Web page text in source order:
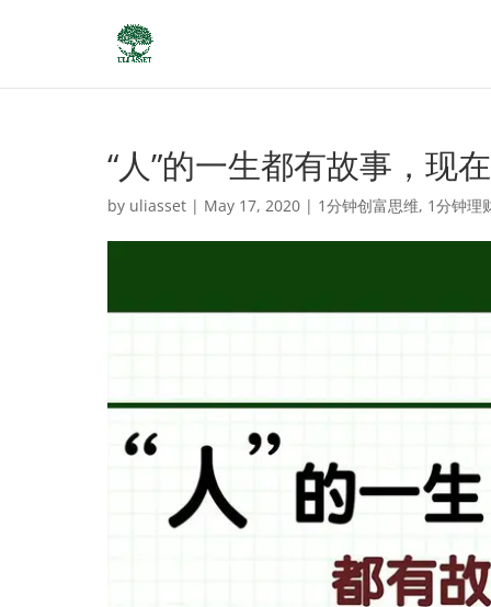
“人”的一生都有故事，现
by uliasset | May 17, 2020 | 1分钟创富思维, 1分钟理